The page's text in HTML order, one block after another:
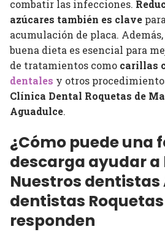
combatir las infecciones.
azúcares también es clave
acumulación de placa.
buena dieta es esencial para
de tratamientos como carillas
dentales y otros
Clínica Dental Roquetas de
Aguadulce.
¿Cómo puede una
descarga ayudar a
Nuestros
dentistas
responden